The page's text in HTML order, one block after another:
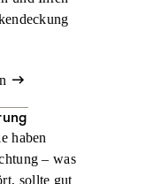
haben
– was
sollte gut